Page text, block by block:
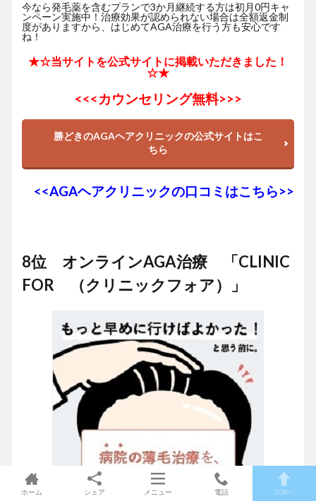
今なら発毛薬を含むプランで3か月継続する方は初月0円キャ
ンペーン実施中！治療効果が認められない場合は全額返金制
度がありますから、はじめてAGA治療を行う方も安心です
ね！
★☆当サイトを公式サイトに掲載いただきました！
☆★
<<<カウンセリング無料>>>
勝どきのAGAヘアクリニックの公式サイトはこ
ちら
<<AGAヘアクリニックの口コミはこちら>>
8位 オンラインAGA治療 「CLINIC
FOR （クリニックフォア）」
ホーム シェア メニュー 電話 TOPへ